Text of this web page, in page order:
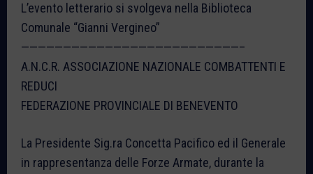
L’evento letterario si svolgeva nella Biblioteca
Comunale “Gianni Vergineo”
——————————————————————————–
A.N.C.R. ASSOCIAZIONE NAZIONALE COMBATTENTI E
REDUCI
FEDERAZIONE PROVINCIALE DI BENEVENTO
La Presidente Sig.ra Concetta Pacifico ed il Generale
in rappresentanza delle Forze Armate, durante la